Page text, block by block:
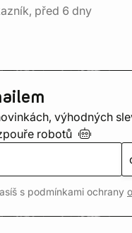
před 6 dny
výhodných
robotů
s podmínkami ochrany